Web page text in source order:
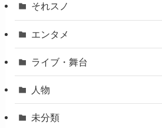
それスノ
エンタメ
ライブ・舞台
人物
未分類